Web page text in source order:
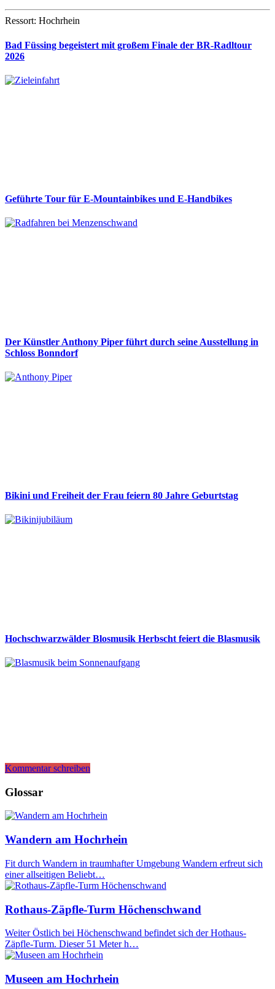
Ressort: Hochrhein
Bad Füssing begeistert mit großem Finale der BR-Radltour
2026
Geführte Tour für E-Mountainbikes und E-Handbikes
Der Künstler Anthony Piper führt durch seine Ausstellung in
Schloss Bonndorf
Bikini und Freiheit der Frau feiern 80 Jahre Geburtstag
Hochschwarzwälder Blosmusik Herbscht feiert die Blasmusik
Kommentar schreiben
Glossar
Wandern am Hochrhein
Fit durch Wandern in traumhafter Umgebung Wandern erfreut sich
einer allseitigen Beliebt…
Rothaus-Zäpfle-Turm Höchenschwand
Weiter Östlich bei Höchenschwand befindet sich der Hothaus-
Zäpfle-Turm. Dieser 51 Meter h…
Museen am Hochrhein